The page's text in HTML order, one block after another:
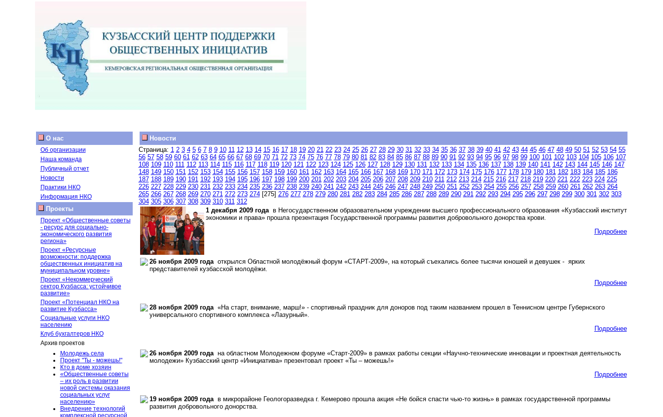
О нас
Об организации
Наша команда
Публичный отчет
Новости
Практики НКО
Информация НКО
Проекты
Проект «Общественные советы
- ресурс для социально-
экономического развития
региона»
Проект «Ресурсные
возможности: поддержка
общественных инициатив на
муниципальном уровне»
Проект «Некоммерческий
сектор Кузбасса: устойчивое
развитие»
Проект «Потенциал НКО на
развитие Кузбасса»
Социальные услуги НКО
населению
Клуб бухгалтеров НКО
Архив проектов
Молодежь села
Проект "Ты - можешь!"
Кто в доме хозяин
«Общественные советы
– их роль в развитии
новой системы оказания
социальных услуг
населению»
Внедрение технологий
комплексной ресурсной
Новости
Страница: 1 2 3 4 5 6 7 8 9 10 11 12 13 14 15 16 17 18 19 20 21 22 23 24 25 26 27 28 29 30 31 32 33 34 35 36 37 38 39 40 41 42 43 44 45 46 47 48 49 50 51 52 53 54 55
56 57 58 59 60 61 62 63 64 65 66 67 68 69 70 71 72 73 74 75 76 77 78 79 80 81 82 83 84 85 86 87 88 89 90 91 92 93 94 95 96 97 98 99 100 101 102 103 104 105 106 107
108 109 110 111 112 113 114 115 116 117 118 119 120 121 122 123 124 125 126 127 128 129 130 131 132 133 134 135 136 137 138 139 140 141 142 143 144 145 146 147
148 149 150 151 152 153 154 155 156 157 158 159 160 161 162 163 164 165 166 167 168 169 170 171 172 173 174 175 176 177 178 179 180 181 182 183 184 185 186
187 188 189 190 191 192 193 194 195 196 197 198 199 200 201 202 203 204 205 206 207 208 209 210 211 212 213 214 215 216 217 218 219 220 221 222 223 224 225
226 227 228 229 230 231 232 233 234 235 236 237 238 239 240 241 242 243 244 245 246 247 248 249 250 251 252 253 254 255 256 257 258 259 260 261 262 263 264
265 266 267 268 269 270 271 272 273 274[275] 276 277 278 279 280 281 282 283 284 285 286 287 288 289 290 291 292 293 294 295 296 297 298 299 300 301 302 303
304 305 306 307 308 309 310 311 312
1 декабря 2009 годав Негосударственном образовательном учреждении высшего профессионального образования «Кузбасский институт
экономики и права» прошла презентация Государственной программы развития добровольного донорства крови.
Подробнее
26 ноября 2009 годаоткрылся Областной молодёжный форум «СТАРТ-2009», на который съехались более тысячи юношей и девушек - ярких
представителей кузбасской молодёжи.
Подробнее
28 ноября 2009 года«На старт, внимание, марш!» - спортивный праздник для доноров под таким названием прошел в Теннисном центре Губернского
универсального спортивного комплекса «Лазурный».
Подробнее
26 ноября 2009 годана областном Молодежном форуме «Старт-2009» в рамках работы секции «Научно-технические инновации и проектная деятельность
молодежи» Кузбасский центр «Инициатива» презентовал проект «Ты – можешь!»
Подробнее
19 ноября 2009 годав микрорайоне Геологоразведка г. Кемерово прошла акция «Не бойся спасти чью-то жизнь» в рамках государственной программы
развития добровольного донорства.